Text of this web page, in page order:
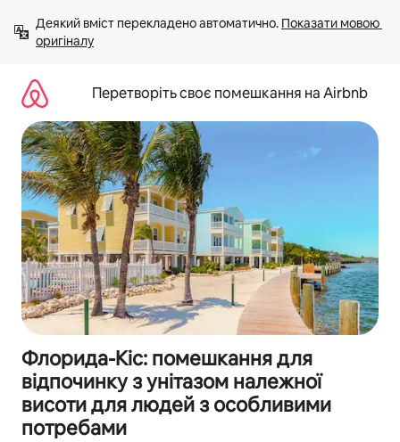
вмісту
Деякий вміст перекладено автоматично. Показати мовою
оригіналу
Перетворіть своє помешкання на Airbnb
Флорида-Кіс: помешкання для
відпочинку з унітазом належної
висоти для людей з особливими
потребами